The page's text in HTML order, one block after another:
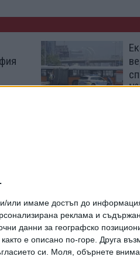
или имаме достъп до информация
реклама и
данни за географско
е описано по-горе. Друга
си.
Моля, обърнете